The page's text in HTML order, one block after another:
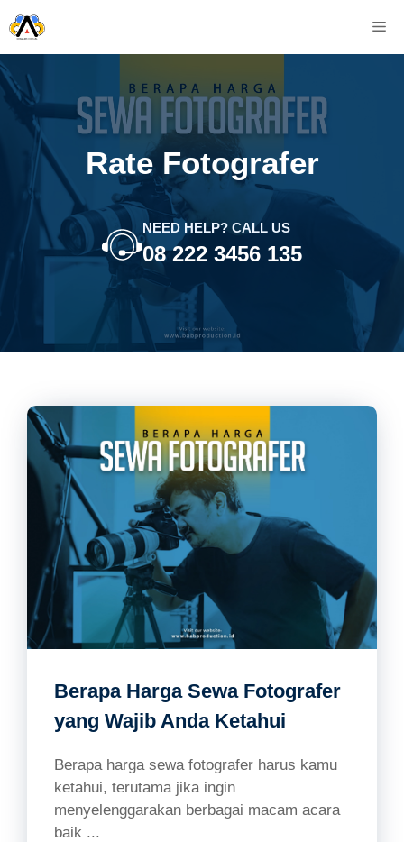
Skip
to
content
Rate Fotografer
NEED HELP? CALL US
08 222 3456 135
Berapa Harga Sewa Fotografer
yang Wajib Anda Ketahui
Berapa harga sewa fotografer harus kamu
ketahui, terutama jika ingin
menyelenggarakan berbagai macam acara
baik ...